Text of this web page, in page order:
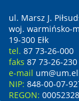
ul. Marsz J.
woj. warmińsko-
19-300 Ełk
tel. 87 73-26-000
faks 87 73-26-230
e-mail
NIP: 848-00-07-
REGON: